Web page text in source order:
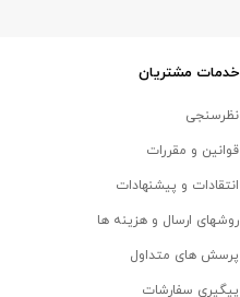
خدمات مشتریان
نظرسنجی
قوانین و مقررات
انتقادات و پیشنهادات
روشهای ارسال و هزینه ها
پرسش های متداول
پیگیری سفارشات